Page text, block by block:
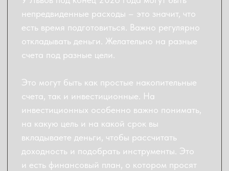
мск. Прямо сейчас вы можете стать
участником марафона бесплатно и сделать
первое действие, чтобы прогнозы из
гороскопа точно сбылись.
ЗАРЕГИСТРИРОВАТЬСЯ